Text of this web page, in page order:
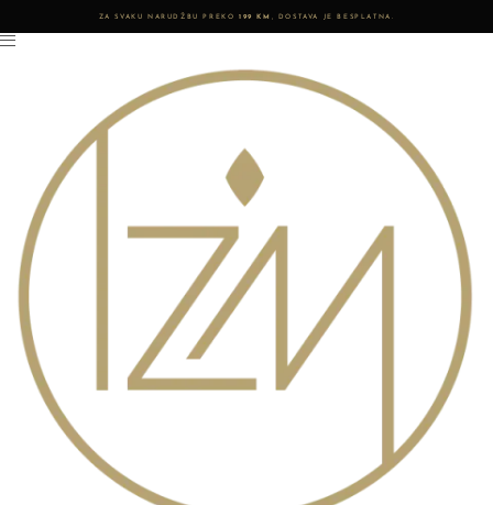
ZA SVAKU NARUDŽBU PREKO 199 KM , DOSTAVA JE BESPLATNA.